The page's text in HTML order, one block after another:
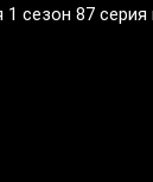
сезон 87